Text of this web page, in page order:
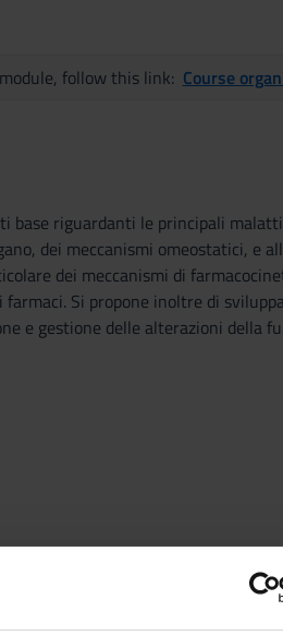
follow this link: Course
base riguardanti le principali
dei meccanismi omeostatici, e
dei meccanismi di
Si propone inoltre di
e gestione delle alterazioni della
e sue alterazioni:
e morte cellulare